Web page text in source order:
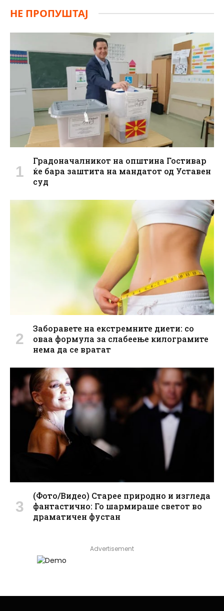
НЕ ПРОПУШТАЈ
Градоначалникот на општина Гостивар
ќе бара заштита на мандатот од Уставен
суд
Заборавете на екстремните диети: со
оваа формула за слабеење килограмите
нема да се вратат
(Фото/Видео) Старее природно и изгледа
фантастично: Го шармираше светот во
драматичен фустан
Advertisement